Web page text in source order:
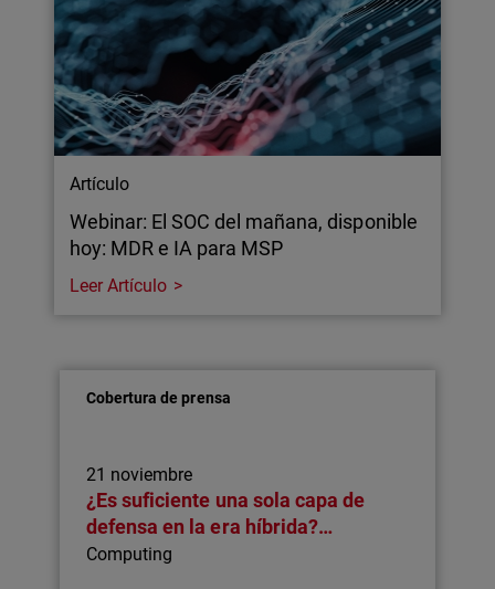
Artículo
Webinar: El SOC del mañana, disponible
hoy: MDR e IA para MSP
Leer Artículo
Cobertura de prensa
21 noviembre
¿Es suficiente una sola capa de
defensa en la era híbrida?…
Computing